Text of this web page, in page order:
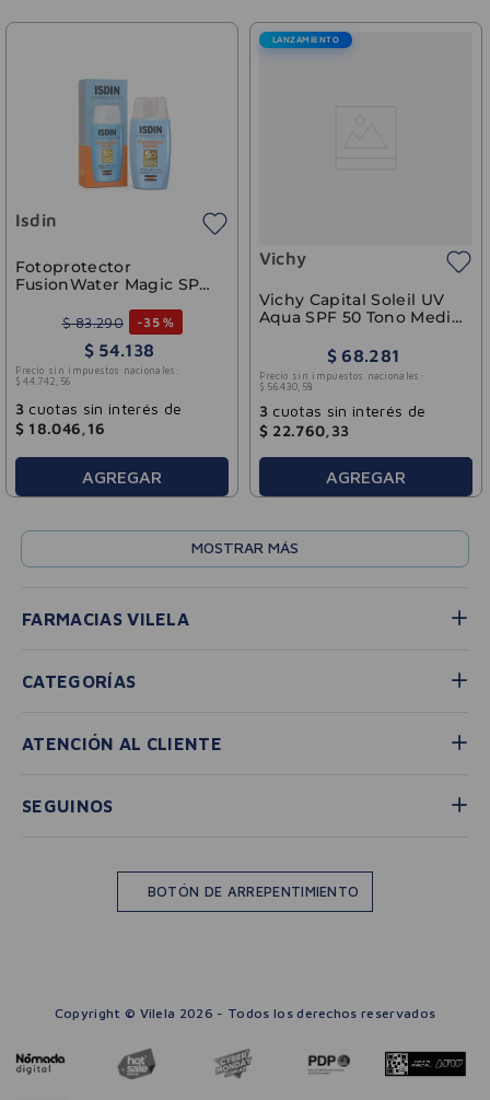
Isdin
Fotoprotector
FusionWater Magic SPF
$ 83.290 -35 %
$ 54.138
Precio sin impuestos nacionales:
$ 44.742 , 56
3 cuotas sin interés de
$ 18.046 16
AGREGAR
LANZAMIENTO
Vichy
Vichy Capital Soleil UV
Aqua SPF 50 Tono Medio
$ 68.281
Precio sin impuestos nacionales:
$ 56 .430 58
3 cuotas sin interés de
$ 22.760 33
AGREGAR
MOSTRAR MÁS
FARMACIAS VILELA
CATEGORÍAS
ATENCIÓN AL CLIENTE
SEGUINOS
BOTÓN DE ARREPENTIMIENTO
Copyright © Vilela 2026 - Todos los derechos reservados